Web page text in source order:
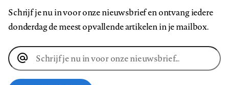
Schrijf je nu in voor onze nieuwsbrief en ontvang iedere
donderdag de meest opvallende artikelen in je mailbox.
E-
mailadres